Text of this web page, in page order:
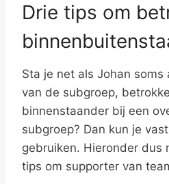
Drie tips om
Sta je net als Johan
van de subgroep,
binnenstaander bij een
subgroep? Dan kun je
gebruiken. Hieronder dus
tips om supporter van